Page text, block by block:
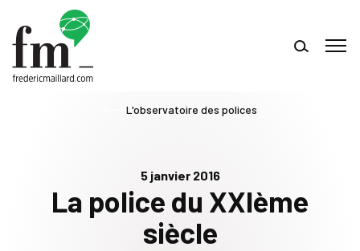
5 janvier 2016
La police du XXIème
siècle
L'observatoire des polices